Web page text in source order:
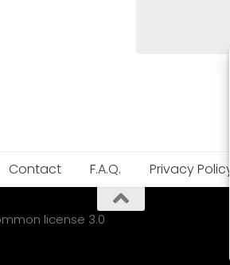
Contact F.A.Q. Privacy Policy
license 3.0